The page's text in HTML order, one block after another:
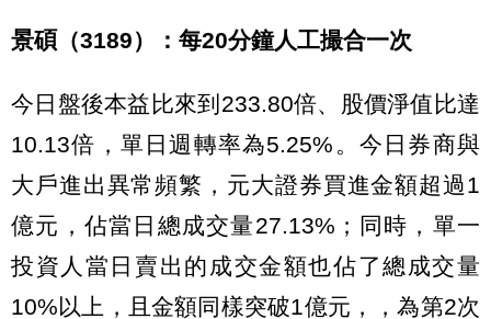
景碩（3189）：每20分鐘人工撮合一次
今日盤後本益比來到233.80倍、股價淨值比達
10.13倍，單日週轉率為5.25%。今日券商與
大戶進出異常頻繁，元大證券買進金額超過1
億元，佔當日總成交量27.13%；同時，單一
投資人當日賣出的成交金額也佔了總成交量
10%以上，且金額同樣突破1億元，，為第2次